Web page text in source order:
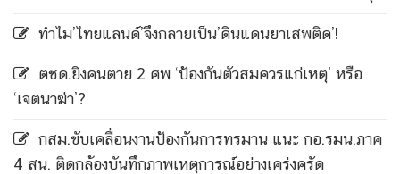
ทำไม’ไทยแลนด์’จึงกลายเป็น’ดินแดนยาเสพติด’!
ตชด.ยิงคนตาย 2 ศพ ‘ป้องกันตัวสมควรแก่เหตุ’ หรือ
‘เจตนาฆ่า’?
กสม.ขับเคลื่อนงานป้องกันการทรมาน แนะ กอ.รมน.ภาค
4 สน. ติดกล้องบันทึกภาพเหตุการณ์อย่างเคร่งครัด